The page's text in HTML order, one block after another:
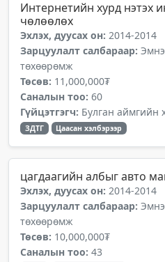
Интернетийн хурд нэтэх
чөлөөлөх
Эхлэх, дуусах он: 2014-2014
Зарцуулалт салбараар:
төхөөрөмж
Төсөв: 11,000,000₮
Саналын тоо: 60
Гүйцэтгэгч: Булган аймгийн
ЗДТГ Цаасан хэлбэрээр
цагдаагийн албыг авто
Эхлэх, дуусах он: 2014-2014
Зарцуулалт салбараар:
төхөөрөмж
Төсөв: 10,000,000₮
Саналын тоо: 43